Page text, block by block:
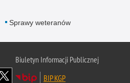
Sprawy weteranów
Biuletyn Informacji Publicznej
BIP KGP